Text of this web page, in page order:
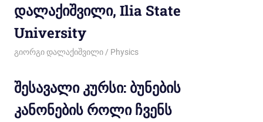
დალაქიშვილი, Ilia State
University
01/03/2012
გიორგი დალაქიშვილი Physics
შესავალი კურსი: ბუნების
კანონების როლი ჩვენს